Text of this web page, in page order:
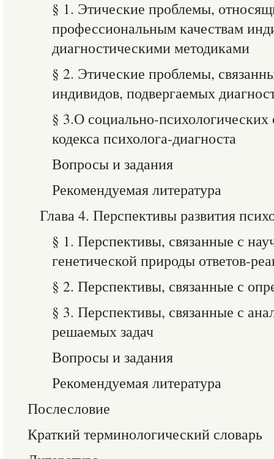
§ 1. Этические проблемы,
профессиональным качествам
диагностическими методиками
§ 2. Этические проблемы,
индивидов, подвергаемых
§ 3.О социально-психологических
кодекса психолога-диагноста
Вопросы и задания
Рекомендуемая литература
Глава 4. Перспективы развития
§ 1. Перспективы, связанные с
генетической природы ответов-
§ 2. Перспективы, связанные с
§ 3. Перспективы, связанные с
решаемых задач
Вопросы и задания
Рекомендуемая литература
Послесловие
Краткий терминологический словарь